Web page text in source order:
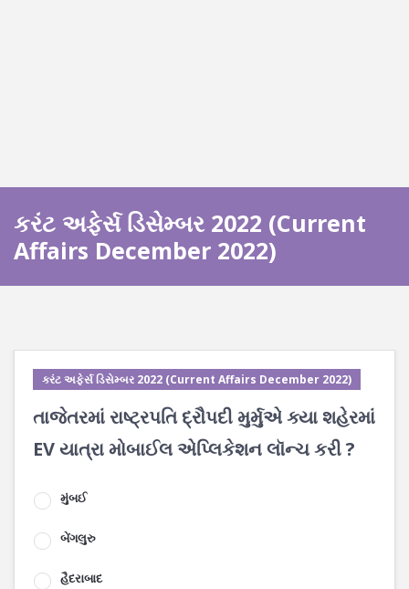
કરંટ અફેર્સ ડિસેમ્બર 2022 (Current
Affairs December 2022)
કરંટ અફેર્સ ડિસેમ્બર 2022 (Current Affairs December 2022)
તાજેતરમાં રાષ્ટ્રપતિ દ્રૌપદી મુર્મુએ ક્યા શહેરમાં
EV યાત્રા મોબાઈલ એપ્લિકેશન લૉન્ચ કરી ?
મુંબઈ
બેંગલુરુ
હૈદરાબાદ